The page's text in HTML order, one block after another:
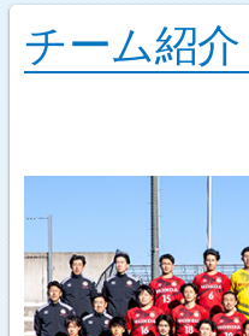
チーム紹介